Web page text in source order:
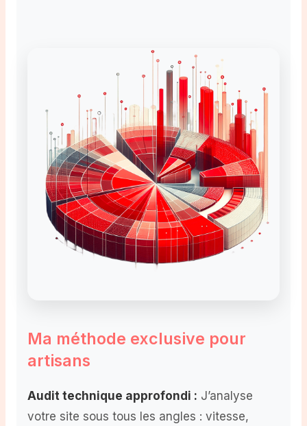
Ma méthode exclusive pour
artisans
Audit technique approfondi : J’analyse
votre site sous tous les angles : vitesse,